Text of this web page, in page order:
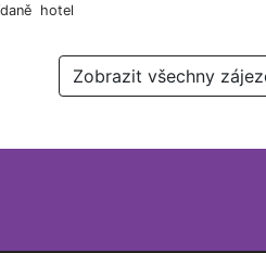
hotel
Zobrazit všechny